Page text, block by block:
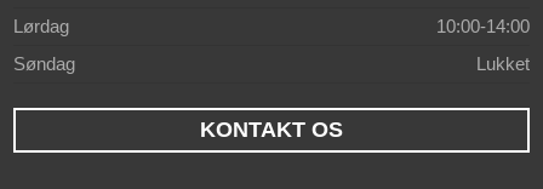
Lørdag
10:00-14:00
Søndag
Lukket
KONTAKT OS